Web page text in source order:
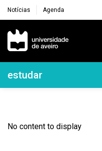
Notícias Agenda
Navegação
Navegação
estudar
No content to display